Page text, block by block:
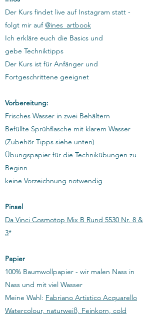
Der Kurs findet live auf Instagram statt -
folgt mir auf@ines_artbook
Ich erkläre euch die Basics und
gebe Techniktipps
Der Kurs ist für Anfänger und
Fortgeschrittene geeignet
Vorbereitung:
Frisches Wasser in zwei Behältern
Befüllte Sprühflasche mit klarem Wasser
(Zubehör Tipps siehe unten)
Übungspapier für die Technikübungen zu
Beginn
keine Vorzeichnung notwendig
​Pinsel
Da Vinci Cosmotop Mix B Rund 5530 Nr. 8 &
3*
Papier
100% Baumwollpapier - wir malen Nass in
Nass und mit viel Wasser
Meine Wahl: Fabriano Artistico Acquarello
Watercolour, naturweiß, Feinkorn, cold